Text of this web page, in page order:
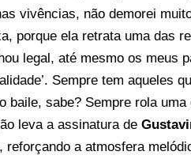
vivências, não demorei
porque ela retrata uma das
legal, até mesmo os meus
Sempre tem aqueles
baile, sabe? Sempre rola
leva a assinatura de
reforçando a atmosfera